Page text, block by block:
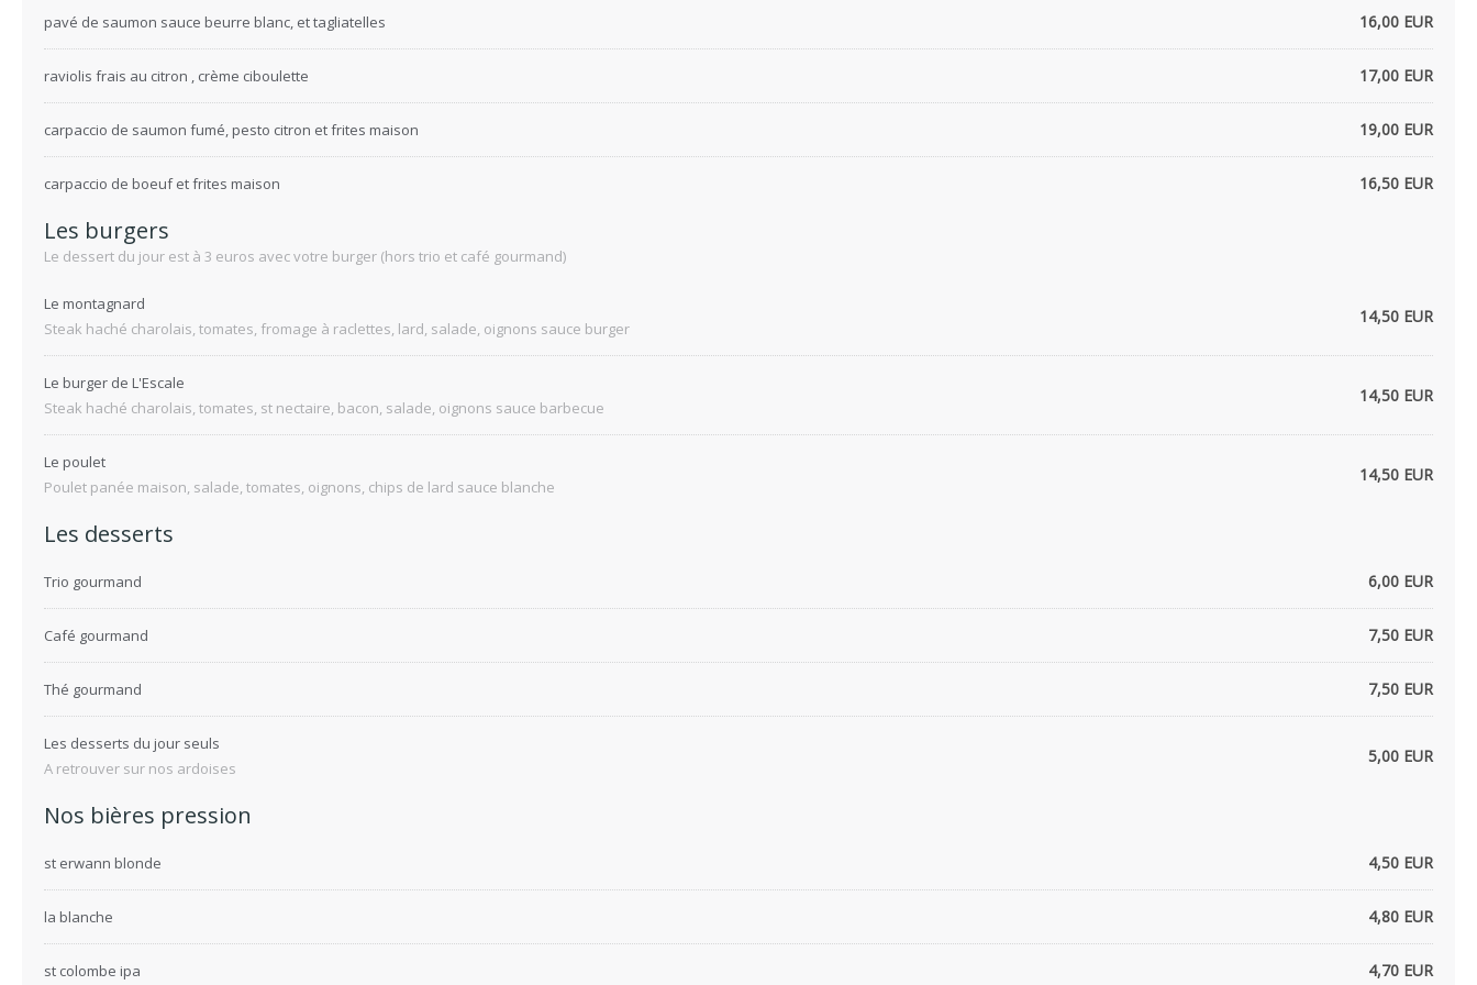
pavé de saumon sauce beurre blanc, et tagliatelles 16,00 EUR
raviolis frais au citron , crème ciboulette 17,00 EUR
carpaccio de saumon fumé, pesto citron et frites maison 19,00 EUR
carpaccio de boeuf et frites maison 16,50 EUR
Les burgers
Le dessert du jour est à 3 euros avec votre burger (hors trio et café gourmand)
Le montagnard
Steak haché charolais, tomates, fromage à raclettes, lard, salade, oignons sauce burger
14,50 EUR
Le burger de L'Escale
Steak haché charolais, tomates, st nectaire, bacon, salade, oignons sauce barbecue
14,50 EUR
Le poulet
Poulet panée maison, salade, tomates, oignons, chips de lard sauce blanche
14,50 EUR
Les desserts
Trio gourmand 6,00 EUR
Café gourmand 7,50 EUR
Thé gourmand 7,50 EUR
Les desserts du jour seuls
A retrouver sur nos ardoises
5,00 EUR
Nos bières pression
st erwann blonde 4,50 EUR
la blanche 4,80 EUR
st colombe ipa 4,70 EUR